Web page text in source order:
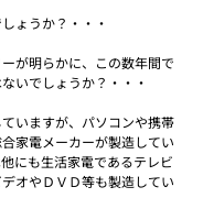
ょうか？・・・
が明らかに、この数年間で
いでしょうか？・・・
いますが、パソコンや携帯
家電メーカーが製造してい
にも生活家電であるテレビ
オやＤＶＤ等も製造してい